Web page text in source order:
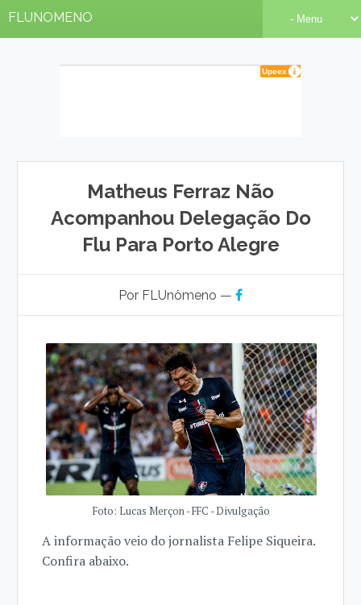
FLUNOMENO
Matheus Ferraz Não
Acompanhou Delegação Do
Flu Para Porto Alegre
Por FLUnômeno —
Foto: Lucas Merçon - FFC - Divulgação
A informação veio do jornalista Felipe Siqueira.
Confira abaixo.